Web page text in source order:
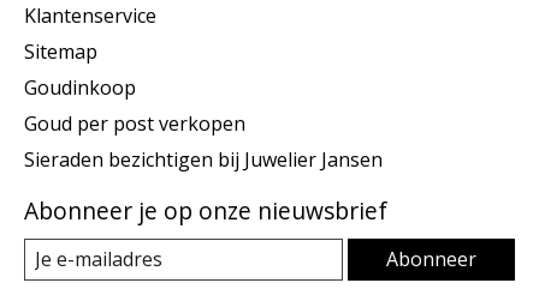
Klantenservice
Sitemap
Goudinkoop
Goud per post verkopen
Sieraden bezichtigen bij Juwelier Jansen
Abonneer je op onze nieuwsbrief
Abonneer